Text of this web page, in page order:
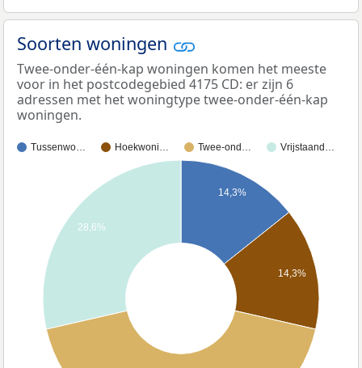
Soorten woningen
Twee-onder-één-kap woningen komen het meeste
voor in het postcodegebied 4175 CD: er zijn 6
adressen met het woningtype twee-onder-één-kap
woningen.
Tussenwo… Hoekwoni… Twee-ond… Vrijstaand…
14,3%
14,3%
28,6%